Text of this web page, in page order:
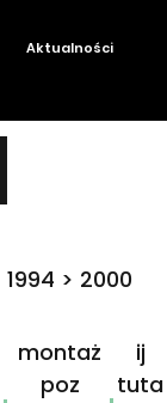
Aktualności
montaż
poz
ij
tuta
1994 > 2000